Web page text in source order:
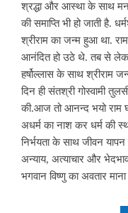
श्रद्धा और आस्था के साथ
की समाप्ति भी हो जाती है.
श्रीराम का जन्म हुआ था.
आनंदित हो उठे थे. तब से
हर्षोल्लास के साथ श्रीराम
दिन ही संतश्री गोस्वामी
की.आज तो आनन्द भयो राम
अधर्म का नाश कर धर्म की
निर्भयता के साथ जीवन
अन्याय, अत्याचार और
भगवान विष्णु का अवतार